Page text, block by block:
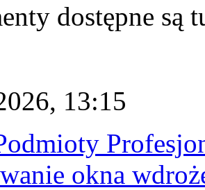
dostępne są
13:15
okna